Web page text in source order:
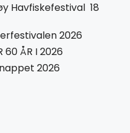
Havfiskefestival 18
2026
60 ÅR I 2026
2026